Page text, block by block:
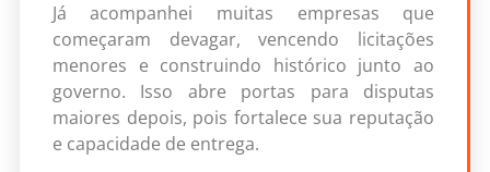
Já acompanhei muitas empresas que
começaram devagar, vencendo licitações
menores e construindo histórico junto ao
governo. Isso abre portas para disputas
maiores depois, pois fortalece sua reputação
e capacidade de entrega.